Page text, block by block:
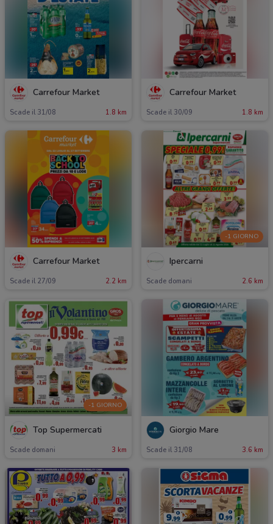
Carrefour Market
Scade il 31/08 1.8 km
Carrefour Market
Scade il 30/09 1.8 km
Carrefour Market
Scade il 27/09 2.2 km
-1 GIORNO
Ipercarni
Scade domani 2.6 km
-1 GIORNO
Top Supermercati
Scade domani 3 km
Giorgio Mare
Scade il 31/08 3.6 km